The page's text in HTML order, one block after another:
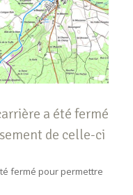
a été fermé
de celle-ci
fermé pour permettre